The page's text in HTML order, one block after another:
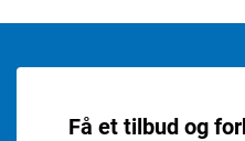
Få et tilbud og